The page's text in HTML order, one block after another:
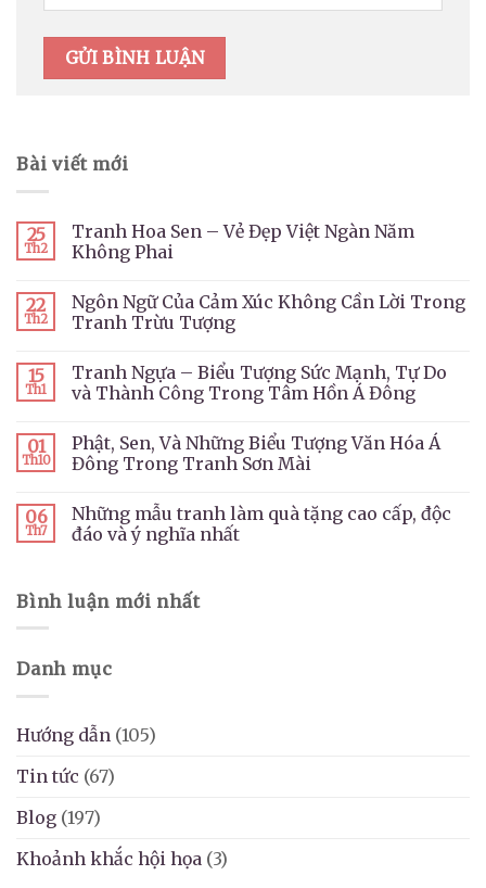
Bài viết mới
25
Th2
Tranh Hoa Sen – Vẻ Đẹp Việt Ngàn Năm
Không Phai
22
Th2
Ngôn Ngữ Của Cảm Xúc Không Cần Lời Trong
Tranh Trừu Tượng
15
Th1
Tranh Ngựa – Biểu Tượng Sức Mạnh, Tự Do
và Thành Công Trong Tâm Hồn Á Đông
01
Th10
Phật, Sen, Và Những Biểu Tượng Văn Hóa Á
Đông Trong Tranh Sơn Mài
06
Th7
Những mẫu tranh làm quà tặng cao cấp, độc
đáo và ý nghĩa nhất
Bình luận mới nhất
Danh mục
Hướng dẫn (105)
Tin tức (67)
Blog (197)
Khoảnh khắc hội họa (3)